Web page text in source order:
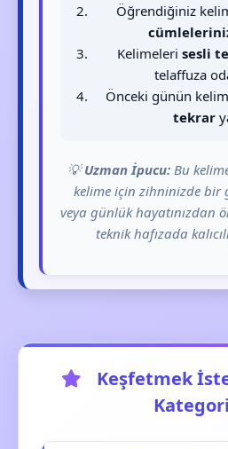
Öğrendiğiniz
Kelimeleri sesli
telaffuza
Önceki günün
tekrar
💡Uzman İpucu: Bu
kelime için zihninizde bir
veya günlük hayatınızdan
teknik hafızada
Keşfetmek